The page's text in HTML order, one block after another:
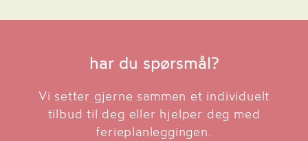
har du spørsmål?
Vi setter gjerne sammen et individuelt
tilbud til deg eller hjelper deg med
ferieplanleggingen.